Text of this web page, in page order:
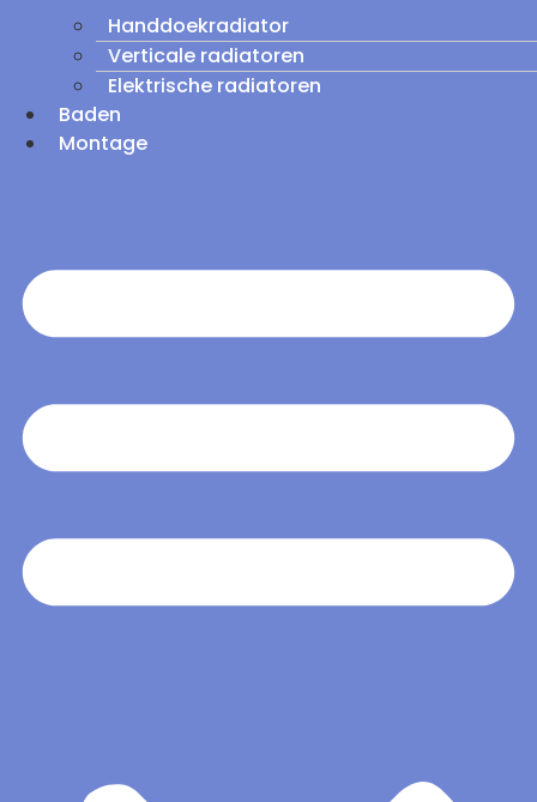
Handdoekradiator
Verticale radiatoren
Elektrische radiatoren
Baden
Montage